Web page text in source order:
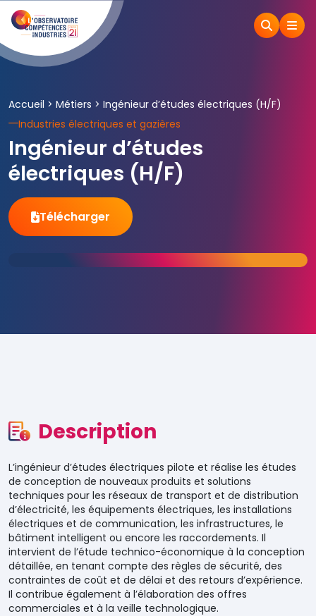
Accueil > Métiers > Ingénieur d’études électriques (H/F)
Industries électriques et gazières
Ingénieur d’études
électriques (H/F)
Télécharger
Description
L’ingénieur d’études électriques pilote et réalise les études
de conception de nouveaux produits et solutions
techniques pour les réseaux de transport et de distribution
d’électricité, les équipements électriques, les installations
électriques et de communication, les infrastructures, le
bâtiment intelligent ou encore les raccordements. Il
intervient de l’étude technico-économique à la conception
détaillée, en tenant compte des règles de sécurité, des
contraintes de coût et de délai et des retours d’expérience.
Il contribue également à l’élaboration des offres
commerciales et à la veille technologique.